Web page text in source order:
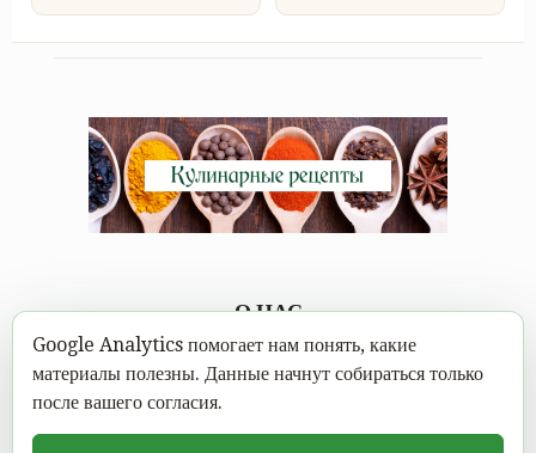
О НАС
Каждому под силу научиться вкусно готовить, а в
современном мире это можно сделать не выходя из дома.
кулинарными рецептами, выбрать вкусное блюдо и следовать
Google Analytics помогает нам понять, какие
материалы полезны. Данные начнут собираться только
после вашего согласия.